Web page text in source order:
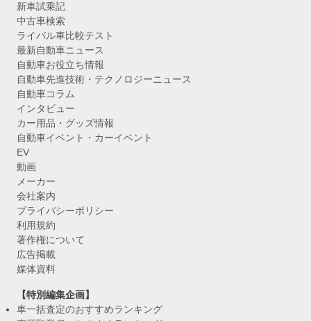
新車試乗記
中古車検索
ライバル車比較テスト
最新自動車ニュース
自動車お役立ち情報
自動車先進技術・テクノロジーニュース
自動車コラム
インタビュー
カー用品・グッズ情報
自動車イベント・カーイベント
EV
動画
メーカー
会社案内
プライバシーポリシー
利用規約
著作権について
広告掲載
媒体資料
【特別編集企画】
車一括査定のおすすめランキング